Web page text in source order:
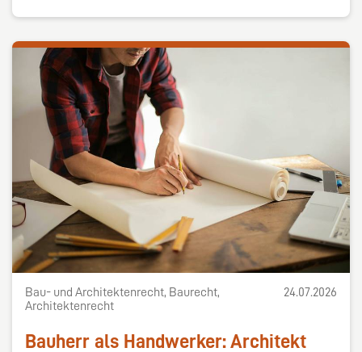
Bau- und Architektenrecht, Baurecht,
Architektenrecht
24.07.2026
Bauherr als Handwerker: Architekt